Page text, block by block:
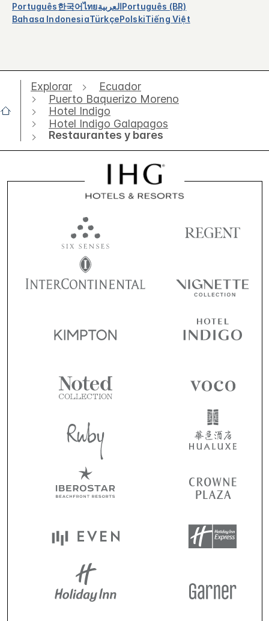
Português한국어ไทยالعربيةPortuguês (BR)
Bahasa IndonesiaTürkçePolskiTiếng Việt
Explorar
Ecuador
Puerto Baquerizo Moreno
Hotel Indigo
Hotel Indigo Galapagos
Restaurantes y bares